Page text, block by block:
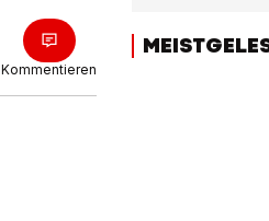
Kommentieren